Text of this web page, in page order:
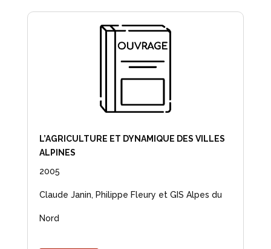
L’AGRICULTURE ET DYNAMIQUE DES VILLES
ALPINES
2005
Claude Janin, Philippe Fleury et GIS Alpes du
Nord